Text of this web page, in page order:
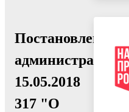
Постановление
администрации
15.05.2018
317 "О